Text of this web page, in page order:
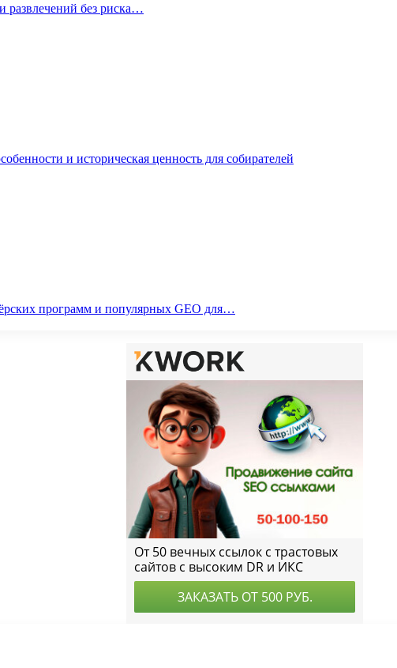
развлечений без риска…
и историческая ценность для собирателей
программ и популярных GEO для…